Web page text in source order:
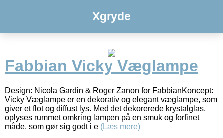
Xgryde
Fabbian Vicky Væglampe
Design: Nicola Gardin & Roger Zanon for FabbianKoncept:
Vicky Væglampe er en dekorativ og elegant væglampe, som
giver et flot og diffust lys. Med det dekorerede krystalglas,
oplyses rummet omkring lampen på en smuk og forfinet
måde, som gør sig godt i e (Læs mere)